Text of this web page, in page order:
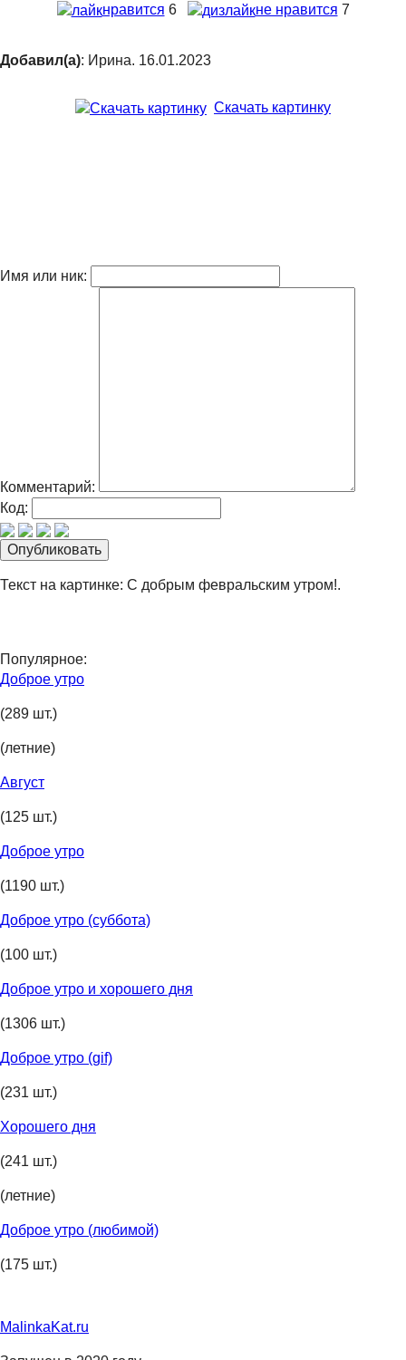
нравится 6 не нравится 7
Добавил(а): Ирина. 16.01.2023
Скачать картинку
Имя или ник:
Комментарий:
Код:
Текст на картинке: С добрым февральским утром!.
Популярное:
Доброе утро
(289 шт.)
(летние)
Август
(125 шт.)
Доброе утро
(1190 шт.)
Доброе утро (суббота)
(100 шт.)
Доброе утро и хорошего дня
(1306 шт.)
Доброе утро (gif)
(231 шт.)
Хорошего дня
(241 шт.)
(летние)
Доброе утро (любимой)
(175 шт.)
MalinkaKat.ru